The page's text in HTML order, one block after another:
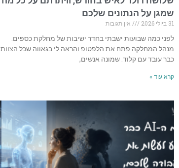
שמגן על הנתונים שלכם
31 ביולי 2026
אין תגובות
לפני כמה שבועות ישבתי בחדר ישיבות של מחלקת כספים.
מנהל המחלקה פתח את הלפטופ והראה לי בגאווה שכל הצוות
כבר עובד עם קלוד. שמונה אנשים,
קרא עוד »